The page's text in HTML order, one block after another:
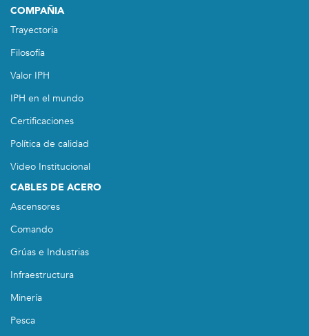
COMPAÑIA
Trayectoria
Filosofía
Valor IPH
IPH en el mundo
Certificaciones
Política de calidad
Video Institucional
CABLES DE ACERO
Ascensores
Comando
Grúas e Industrias
Infraestructura
Minería
Pesca